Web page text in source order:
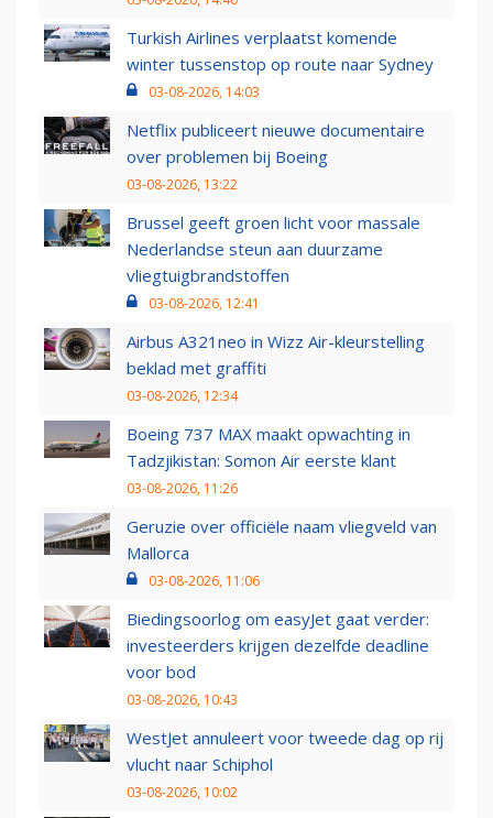
Turkish Airlines verplaatst komende
winter tussenstop op route naar Sydney
03-08-2026, 14:03
Netflix publiceert nieuwe documentaire
over problemen bij Boeing
03-08-2026, 13:22
Brussel geeft groen licht voor massale
Nederlandse steun aan duurzame
vliegtuigbrandstoffen
03-08-2026, 12:41
Airbus A321neo in Wizz Air-kleurstelling
beklad met graffiti
03-08-2026, 12:34
Boeing 737 MAX maakt opwachting in
Tadzjikistan: Somon Air eerste klant
03-08-2026, 11:26
Geruzie over officiële naam vliegveld van
Mallorca
03-08-2026, 11:06
Biedingsoorlog om easyJet gaat verder:
investeerders krijgen dezelfde deadline
voor bod
03-08-2026, 10:43
WestJet annuleert voor tweede dag op rij
vlucht naar Schiphol
03-08-2026, 10:02